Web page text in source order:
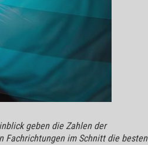
geben die Zahlen der
Fachrichtungen im Schnitt die besten